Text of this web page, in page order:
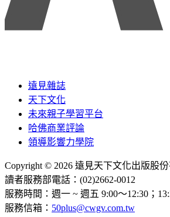
遠見雜誌
天下文化
未來親子學習平台
哈佛商業評論
領導影響力學院
Copyright © 2026 遠見天下文化出版股
讀者服務部電話：(02)2662-0012
服務時間：週一 ~ 週五 9:00～12:30；
服務信箱： 50plus@cwgv.com.tw